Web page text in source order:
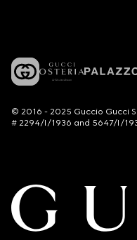
© 2016 - 2025 Guccio Gucci
# 2294/I/1936 and 5647/I/